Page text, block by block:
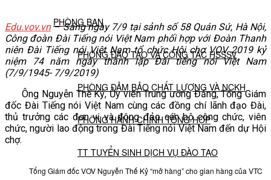
PHÒNG BAN
PHÒNG ĐÀO TẠO VÀ CÔNG TÁC HSSSV
PHÒNG ĐẢM BẢO CHẤT LƯỢNG VÀ NCKH
PHÒNG HÀNH CHÍNH TỔNG HỢP
TT TUYỂN SINH DỊCH VỤ ĐÀO TẠO
Edu.vov.vn– Sáng ngày 7/9 tạisảnh số 58 Quán Sứ, Hà Nội,
Công đoàn Đài Tiếng nói Việt Nam phối hợp với Đoàn Thanh
niên Đài Tiếng nói Việt Nam tổ chức Hội chợ VOV 2019 kỷ
niệm 74 năm ngày thành lập Đài tiếng nói Việt Nam
(7/9/1945- 7/9/2019)
Ông Nguyễn Thế Kỷ, Ủy viên Trung ương Đảng, Tổng Giám
đốc Đài Tiếng nói Việt Nam cùng các đồng chí lãnh đạo Đài,
thủ trưởng các đơn vị và đông đảo cán bộ công chức, viên
chức, người lao động trong Đài Tiếng nói Việt Nam đến dự Hội
chợ.
Tổng Giám đốc VOV Nguyễn Thế Kỷ “mở hàng” cho gian hàng của VTC